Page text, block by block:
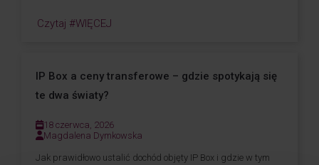
Czytaj #WIĘCEJ
IP Box a ceny transferowe – gdzie spotykają się
te dwa światy?
18 czerwca, 2026
Magdalena Dymkowska
Jak prawidłowo ustalić dochód objęty IP Box i gdzie w tym